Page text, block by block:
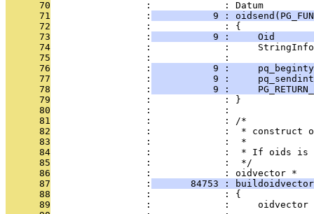
      70
                 :             : Datum
      71
                 :
9 :
      72
                 :             : {
      73
                 :
9 :     Oid
      74
:             :
      75
                 :             :
      76
                 :
9 :
      77
                 :
9 :
      78
                 :
9 :
      79
                 :             : }
      80
                 :             :
      81
                 :             : /*
      82
:             :  * construct
      83
                 :             :  *
      84
:             :  * If oids
      85
                 :             :  */
      86
                 :             : oidvector *
      87
                 :
84753 :
      88
                 :             : {
      89
:             :     oidvector